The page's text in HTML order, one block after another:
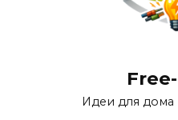
Идеи для дома